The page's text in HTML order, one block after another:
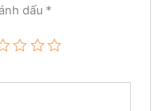
dấu *